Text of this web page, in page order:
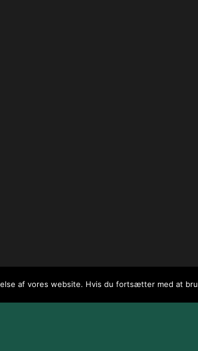
af vores website. Hvis du fortsætter med at